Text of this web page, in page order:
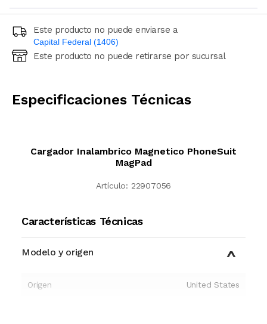
Este producto no puede enviarse a
Capital Federal (1406)
Ingresá código postal (sólo números)
Este producto no puede retirarse por sucursal
Especificaciones Técnicas
Cargador Inalambrico Magnetico PhoneSuit
MagPad
Artículo: 22907056
Características Técnicas
Modelo y origen
Origen United States